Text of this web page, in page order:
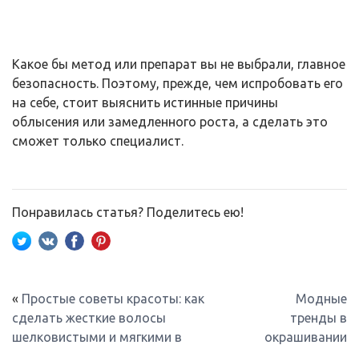
Какое бы метод или препарат вы не выбрали, главное
безопасность. Поэтому, прежде, чем испробовать его
на себе, стоит выяснить истинные причины
облысения или замедленного роста, а сделать это
сможет только специалист.
Понравилась статья? Поделитесь ею!
« Простые советы красоты: как
сделать жесткие волосы
шелковистыми и мягкими в
Модные
тренды в
окрашивании